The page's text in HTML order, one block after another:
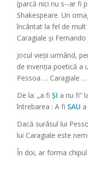
(parcă nici nu s-­‐ar fi
Shakespeare. Un
încântat la fel de
Caragiale și Fernando
Jocul vieții urmând,
de invenția poetică a
Pessoa … Caragiale
De la: „a fi ȘI a nu fi”
întrebarea : A fi SAU
Dacă surâsul lui
lui Caragiale este
În doi, ar forma